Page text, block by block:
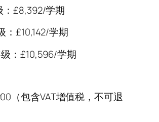
：£8,392/学期
：£10,142/学期
：£10,596/学期
（包含VAT增值税，不可退